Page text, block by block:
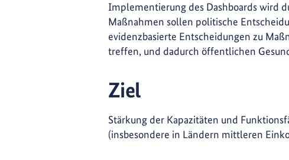
Implementierung des Dashboards wird
Maßnahmen sollen politische
evidenzbasierte Entscheidungen zu
treffen, und dadurch öffentlichen
Ziel
Stärkung der Kapazitäten und
(insbesondere in Ländern mittleren